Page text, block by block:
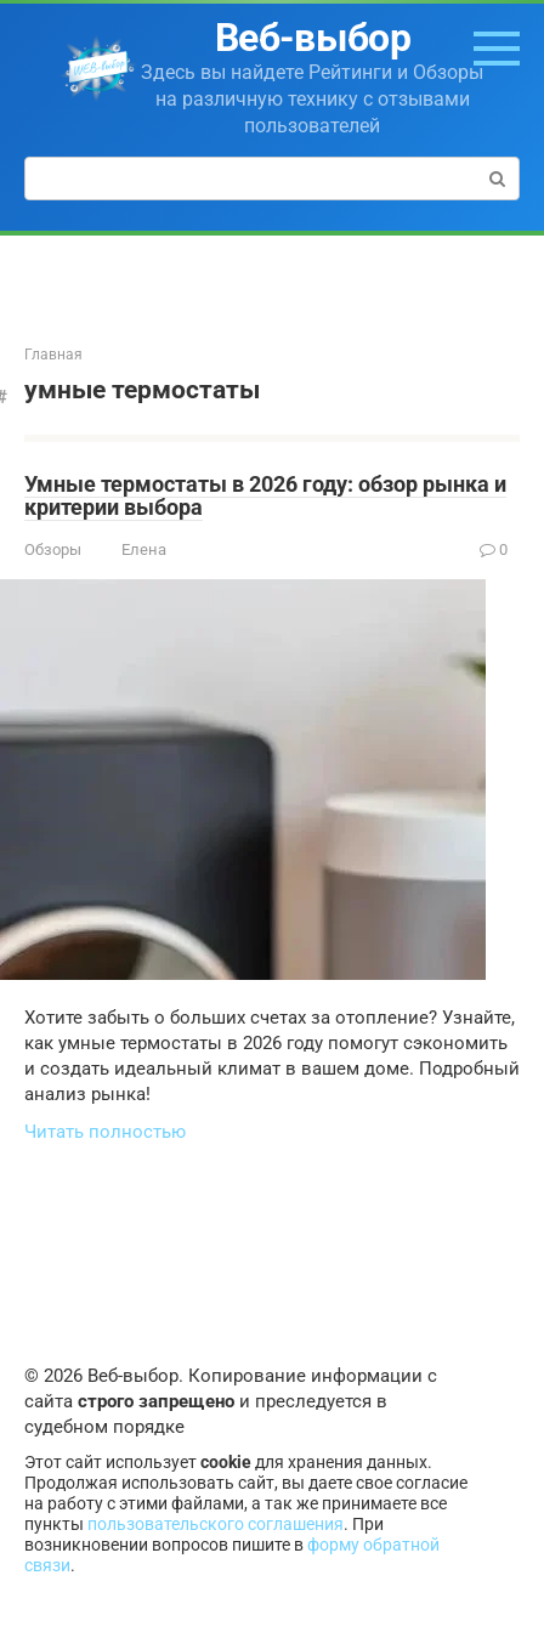
Перейти
контенту
Веб-выбор
Здесь вы найдете Рейтинги и Обзоры
на различную технику с отзывами
пользователей
Поиск:
Главная
умные термостаты
Умные термостаты в 2026 году: обзор рынка и
критерии выбора
Обзоры Елена 0
Хотите забыть о больших счетах за отопление? Узнайте,
как умные термостаты в 2026 году помогут сэкономить
и создать идеальный климат в вашем доме. Подробный
анализ рынка!
Читать полностью
© 2026 Веб-выбор. Копирование информации с
сайта строго запрещено и преследуется в
судебном порядке
Этот сайт используетcookie для хранения данных.
Продолжая использовать сайт, вы даете свое согласие
на работу с этими файлами, а так же принимаете все
пункты пользовательского соглашения. При
возникновении вопросов пишите вформу обратной
связи.